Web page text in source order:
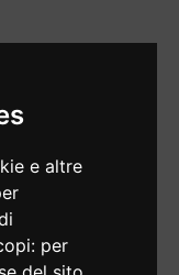
e altre
per